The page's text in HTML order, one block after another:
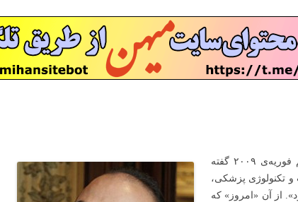
بیل گیتس، صاحب شرکت مایکروسافت در سخنرانی پنجم فوریه‌ی ۲۰۰۹ گفته
و تکنولوژی پزشکی،
از آن «امروز» که